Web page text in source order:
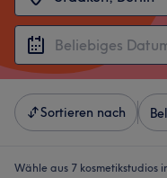
Sortieren nach
Wähle aus 7 kosmetikstudios